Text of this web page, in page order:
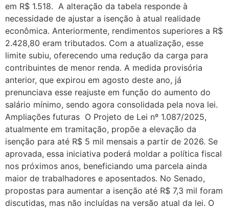
em R$ 1.518. A alteração da tabela responde à
necessidade de ajustar a isenção à atual realidade
econômica. Anteriormente, rendimentos superiores a R$
2.428,80 eram tributados. Com a atualização, esse
limite subiu, oferecendo uma redução da carga para
contribuintes de menor renda. A medida provisória
anterior, que expirou em agosto deste ano, já
prenunciava esse reajuste em função do aumento do
salário mínimo, sendo agora consolidada pela nova lei.
Ampliações futuras O Projeto de Lei nº 1.087/2025,
atualmente em tramitação, propõe a elevação da
isenção para até R$ 5 mil mensais a partir de 2026. Se
aprovada, essa iniciativa poderá moldar a política fiscal
nos próximos anos, beneficiando uma parcela ainda
maior de trabalhadores e aposentados. No Senado,
propostas para aumentar a isenção até R$ 7,3 mil foram
discutidas, mas não incluídas na versão atual da lei. O